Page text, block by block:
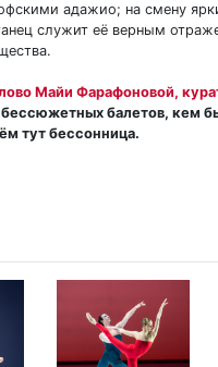
адажио; на смену
служит её верным
Майи Фарафоновой,
балетов, кем
тут бессонница.